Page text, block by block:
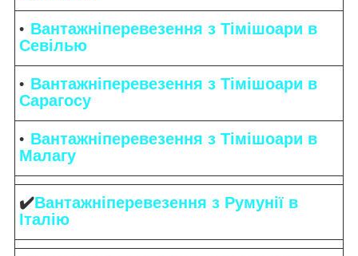
Вантажніперевезення з Тімішоари в
Севілью
Вантажніперевезення з Тімішоари в
Сарагосу
Вантажніперевезення з Тімішоари в
Малагу
✔️Вантажніперевезення з Румунії в
Італію